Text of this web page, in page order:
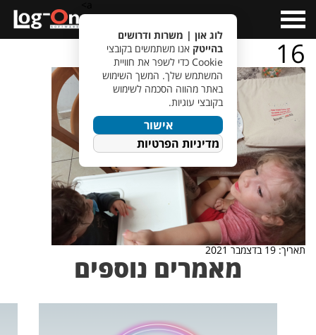
Menu
16
תאריך: 19 בדצמבר 2021
מאמרים נוספים
לוג און | משרות ודרושים
בהייטק אנו משתמשים בקובצי
Cookie כדי לשפר את חוויית
המשתמש שלך. המשך השימוש
באתר מהווה הסכמה לשימוש
בקובצי עוגיות.
אישור
מדיניות הפרטיות